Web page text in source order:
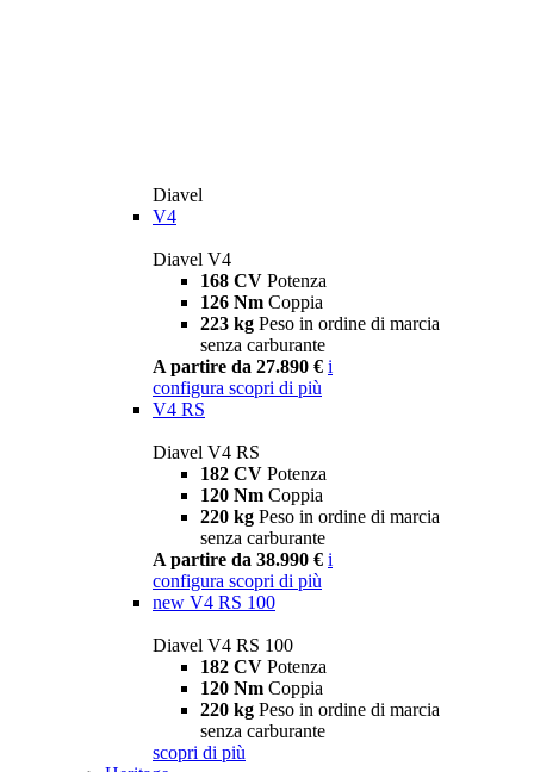
Diavel
V4
Diavel V4
168 CV Potenza
126 Nm Coppia
223 kg Peso in ordine di marcia
senza carburante
A partire da 27.890 € i
configura scopri di più
V4 RS
Diavel V4 RS
182 CV Potenza
120 Nm Coppia
220 kg Peso in ordine di marcia
senza carburante
A partire da 38.990 € i
configura scopri di più
new V4 RS 100
Diavel V4 RS 100
182 CV Potenza
120 Nm Coppia
220 kg Peso in ordine di marcia
senza carburante
scopri di più